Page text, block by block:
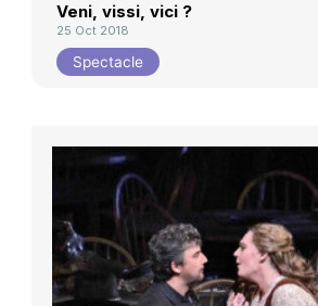
Veni, vissi, vici ?
25 Oct 2018
Spectacle